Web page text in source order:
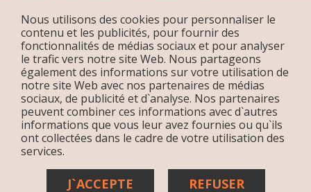
contact.apt@autocars-
sumian.fr
Nous utilisons des cookies pour personnaliser le
contenu et les publicités, pour fournir des
fonctionnalités de médias sociaux et pour analyser
le trafic vers notre site Web. Nous partageons
également des informations sur votre utilisation de
notre site Web avec nos partenaires de médias
sociaux, de publicité et d`analyse. Nos partenaires
peuvent combiner ces informations avec d`autres
informations que vous leur avez fournies ou qu`ils
ont collectées dans le cadre de votre utilisation des
services.
REFUSER
J`ACCEPTE